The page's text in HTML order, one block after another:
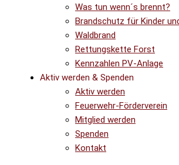
Was tun wenn´s brennt?
Brandschutz für Kinder
Waldbrand
Rettungskette Forst
Kennzahlen PV-Anlage
Aktiv werden & Spenden
Aktiv werden
Feuerwehr-Förderverein
Mitglied werden
Spenden
Kontakt